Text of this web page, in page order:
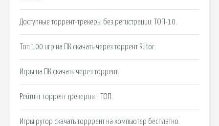
Доступные торрент-трекеры без регистрации: ТОП-10.
Топ 100 игр на ПК скачать через торрент Rutor.
Игры на ПК скачать через торрент.
Рейтинг торрент трекеров - ТОП.
Игры рутор скачать торррент на компьютер бесплатно.